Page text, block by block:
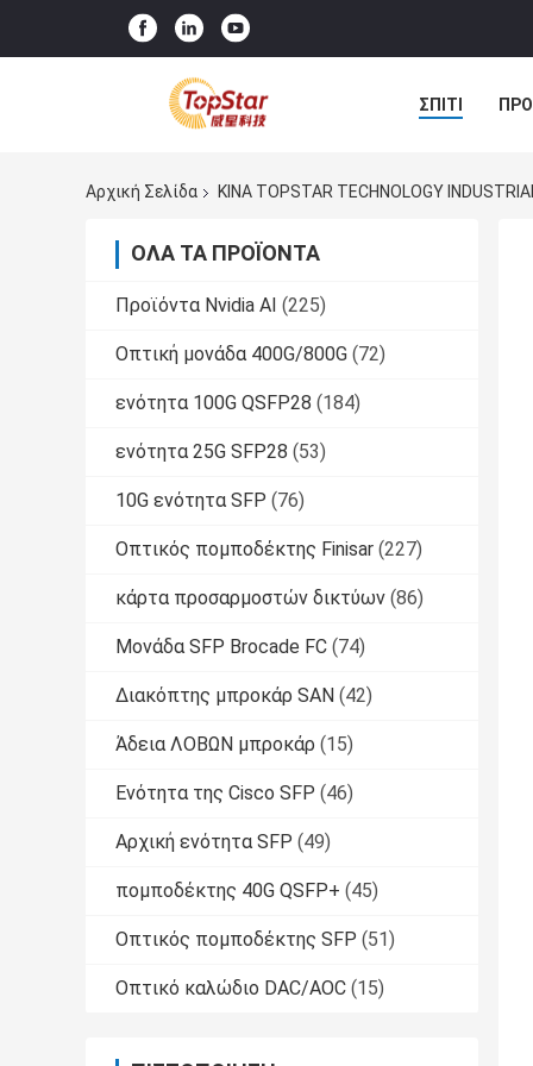
ΣΠΊΤΙ
Αρχική Σελίδα ΚΙΝΑ TOPSTAR TECHNOLOGY
ΌΛΑ ΤΑ ΠΡΟΪΌΝΤΑ
Προϊόντα Nvidia AI (225)
Οπτική μονάδα 400G/800G (72)
ενότητα 100G QSFP28 (184)
ενότητα 25G SFP28 (53)
10G ενότητα SFP (76)
Οπτικός πομποδέκτης Finisar (227)
κάρτα προσαρμοστών δικτύων (86)
Μονάδα SFP Brocade FC (74)
Διακόπτης μπροκάρ SAN (42)
Άδεια ΛΟΒΩΝ μπροκάρ (15)
Ενότητα της Cisco SFP (46)
Αρχική ενότητα SFP (49)
πομποδέκτης 40G QSFP+ (45)
Οπτικός πομποδέκτης SFP (51)
Οπτικό καλώδιο DAC/AOC (15)